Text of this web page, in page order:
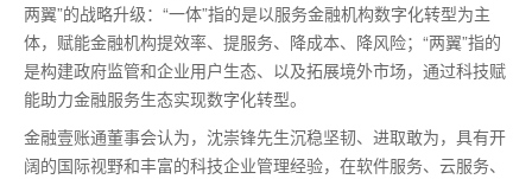
两翼”的战略升级：“一体”指的是以服务金融机构数字化转型为主
体，赋能金融机构提效率、提服务、降成本、降风险；“两翼”指的
是构建政府监管和企业用户生态、以及拓展境外市场，通过科技赋
能助力金融服务生态实现数字化转型。
金融壹账通董事会认为，沈崇锋先生沉稳坚韧、进取敢为，具有开
阔的国际视野和丰富的科技企业管理经验，在软件服务、云服务、